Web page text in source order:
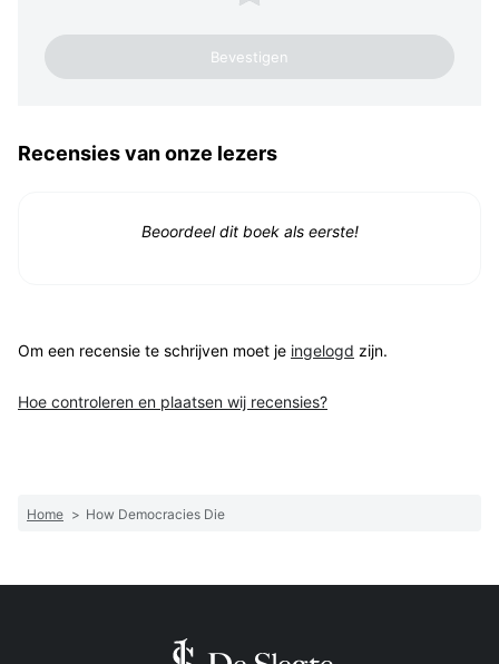
Recensies van onze lezers
Beoordeel dit boek als eerste!
Om een recensie te schrijven moet je ingelogd zijn.
Hoe controleren en plaatsen wij recensies?
Home > How Democracies Die